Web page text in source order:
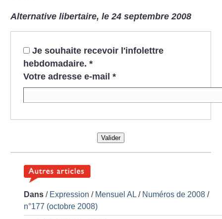
Alternative libertaire, le 24 septembre 2008
Je souhaite recevoir l'infolettre
hebdomadaire. *
Votre adresse e-mail *
Valider
Dans / Expression / Mensuel AL / Numéros de 2008 /
n°177 (octobre 2008)